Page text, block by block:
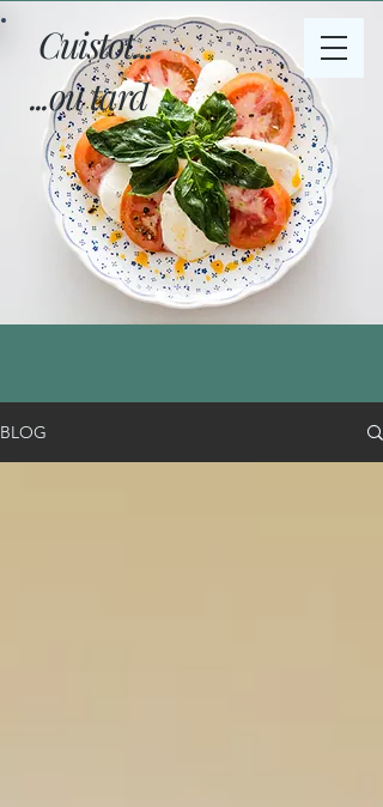
Cuistot...
...ou tard
BLOG